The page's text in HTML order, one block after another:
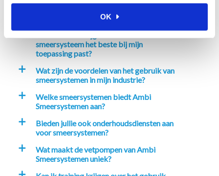
OK
smeersysteem het beste bij mijn
toepassing past?
a
Wat zijn de voordelen van het gebruik van
smeersystemen in mijn industrie?
a
Welke smeersystemen biedt Ambi
Smeersystemen aan?
a
Bieden jullie ook onderhoudsdiensten aan
voor smeersystemen?
a
Wat maakt de vetpompen van Ambi
Smeersystemen uniek?